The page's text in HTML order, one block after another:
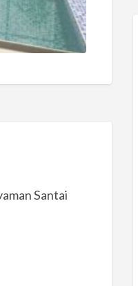
Santai